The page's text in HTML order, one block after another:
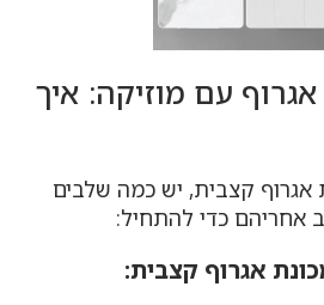
עם מוזיקה: איך
קצבית, יש כמה שלבים
אחריהם כדי להתחיל:
אגרוף קצבית: